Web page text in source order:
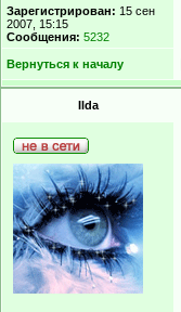
Зарегистрирован: 15 сен
2007, 15:15
Сообщения: 5232
Вернуться к началу
Ilda